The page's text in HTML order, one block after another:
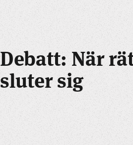
Debatt: När
sluter sig